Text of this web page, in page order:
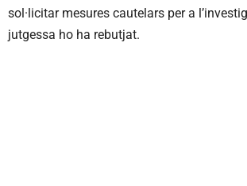
sol·licitar mesures cautelars per a
jutgessa ho ha rebutjat.